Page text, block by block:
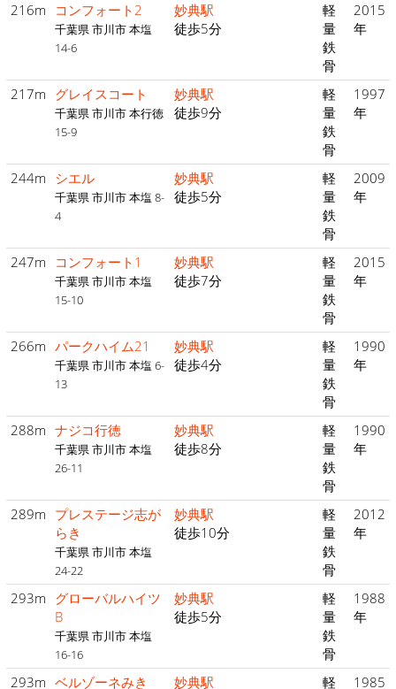
216m コンフォート2
千葉県 市川市 本塩
14-6
妙典駅
徒歩5分
軽
量
鉄
骨
2015
年
217m グレイスコート
千葉県 市川市 本行徳
15-9
妙典駅
徒歩9分
軽
量
鉄
骨
1997
年
244m シエル
千葉県 市川市 本塩 8-
4
妙典駅
徒歩5分
軽
量
鉄
骨
2009
年
247m コンフォート1
千葉県 市川市 本塩
15-10
妙典駅
徒歩7分
軽
量
鉄
骨
2015
年
266m パークハイム21
千葉県 市川市 本塩 6-
13
妙典駅
徒歩4分
軽
量
鉄
骨
1990
年
288m ナジコ行徳
千葉県 市川市 本塩
26-11
妙典駅
徒歩8分
軽
量
鉄
骨
1990
年
289m プレステージ志が
らき
千葉県 市川市 本塩
24-22
妙典駅
徒歩10分
軽
量
鉄
骨
2012
年
293m グローバルハイツ
B
千葉県 市川市 本塩
16-16
妙典駅
徒歩5分
軽
量
鉄
骨
1988
年
293m ベルゾーネみき
妙典駅
軽
1985